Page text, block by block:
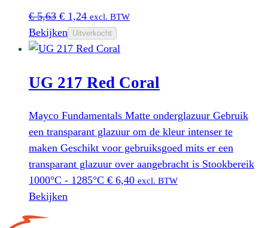
€5,63 Oorspronkelijke
prijs
was:
€ 1,24Huidige
prijs
is:
excl. BTW
Bekijken Uitverkocht
UG 217 Red Coral
Mayco Fundamentals Matte onderglazuur Gebruik
een transparant glazuur om de kleur intenser te
maken Geschikt voor gebruiksgoed mits er een
transparant glazuur over aangebracht is Stookbereik
1000°C - 1285°C € 6,40 excl. BTW
Bekijken